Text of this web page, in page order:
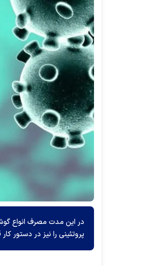
در این مدت مصرف انواع
پروتئینی را نیز در دستور